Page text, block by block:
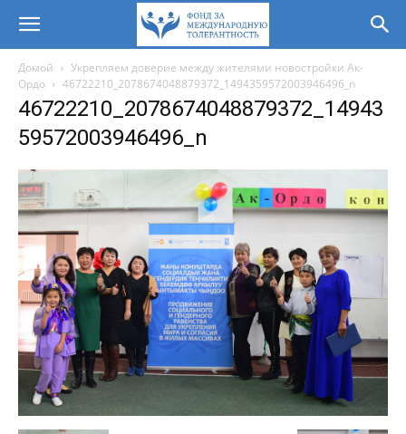
Домой
Укрепляем доверие между жителями новостройки Ак-
Ордо
46722210_2078674048879372_1494359572003946496_n
46722210_2078674048879372_14943
59572003946496_n